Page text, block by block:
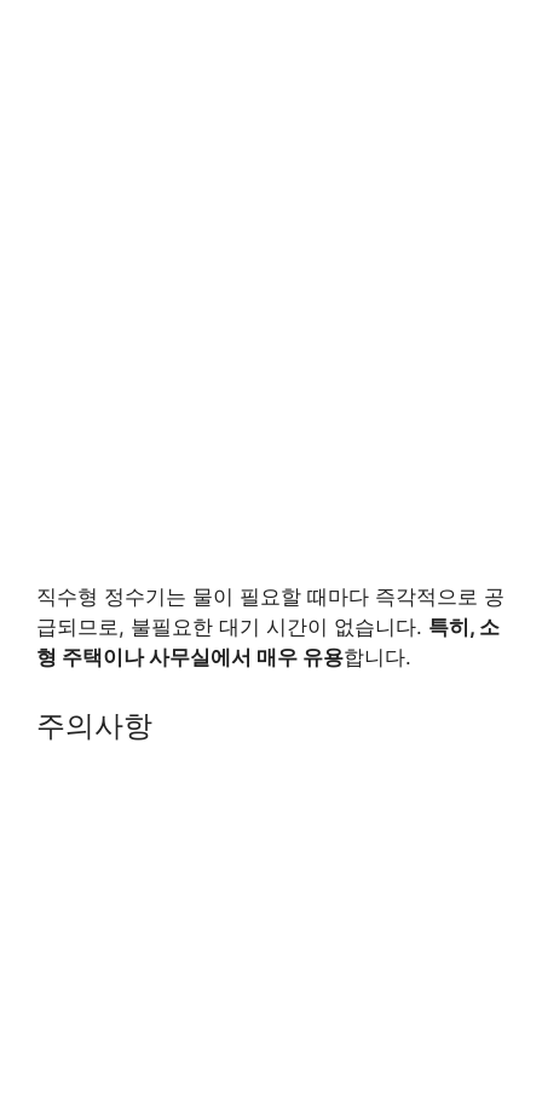
직수형 정수기는 물이 필요할 때마다 즉각적으로 공
급되므로, 불필요한 대기 시간이 없습니다. 특히, 소
형 주택이나 사무실에서 매우 유용합니다.
주의사항